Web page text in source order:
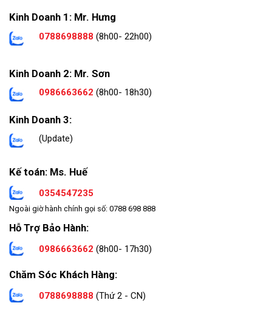
Kinh Doanh 1: Mr. Hưng
0788698888 (8h00- 22h00)
Kinh Doanh 2: Mr. Sơn
0986663662 (8h00- 18h30)
Kinh Doanh 3:
(Update)
Kế toán: Ms. Huế
0354547235
Ngoài giờ hành chính gọi số: 0788 698 888
Hỗ Trợ Bảo Hành:
0986663662 (8h00- 17h30)
Chăm Sóc Khách Hàng:
0788698888 (Thứ 2 - CN)